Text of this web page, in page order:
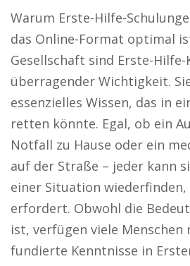
Warum Erste-Hilfe-
das Online-Format optimal
Gesellschaft sind Erste-Hilfe-
überragender Wichtigkeit.
essenzielles Wissen, das in
retten könnte. Egal, ob ein
Notfall zu Hause oder ein
auf der Straße – jeder kann
einer Situation wiederfinden,
erfordert. Obwohl die
ist, verfügen viele
fundierte Kenntnisse in